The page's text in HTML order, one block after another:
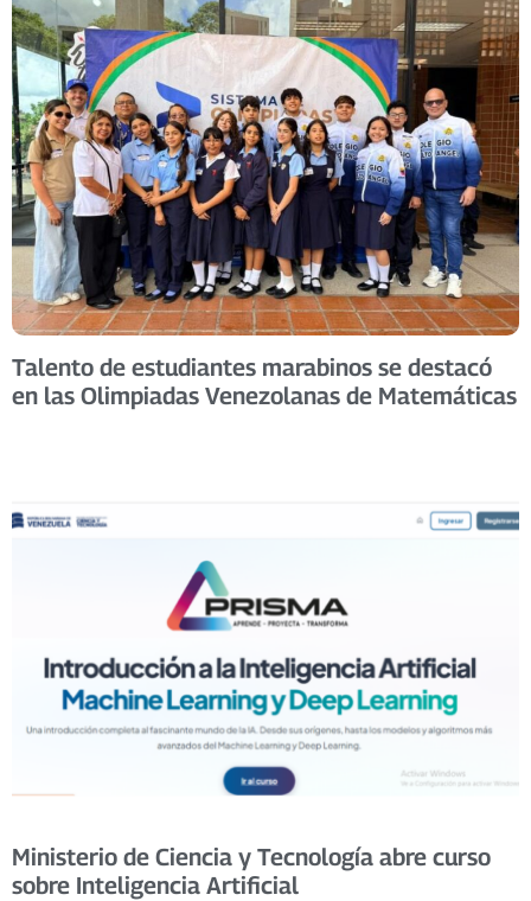
Talento de estudiantes marabinos se destacó
en las Olimpiadas Venezolanas de Matemáticas
Ministerio de Ciencia y Tecnología abre curso
sobre Inteligencia Artificial